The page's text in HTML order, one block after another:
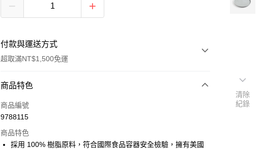
付款與運送方式
超取滿NT$1,500免運
付款方式
信用卡一次付款
Apple Pay
商品特色
商品編號
9788115
商品特色
採用 100% 樹脂原料，符合國際食品容器安全檢驗，擁有美國
清除
紀錄